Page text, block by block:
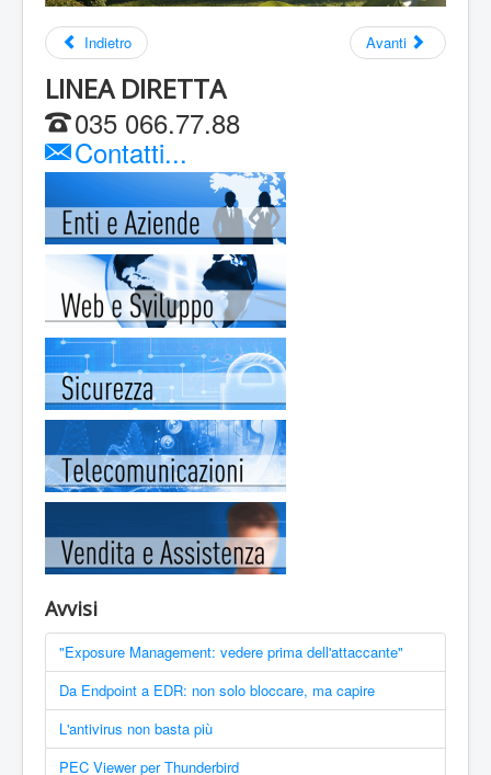
Indietro Avanti
LINEA DIRETTA
035 066.77.88
Contatti...
Avvisi
"Exposure Management: vedere prima dell'attaccante"
Da Endpoint a EDR: non solo bloccare, ma capire
L'antivirus non basta più
PEC Viewer per Thunderbird